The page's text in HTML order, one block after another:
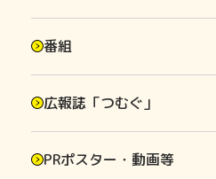
番組
広報誌「つむぐ」
PRポスター・動画等